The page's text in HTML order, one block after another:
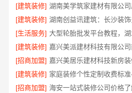
[建筑装修]
[建筑装修] 湖南创益讯建筑：长沙装
[生活服务]
[建筑装修]
[招商加盟] 嘉兴美居乐建材科技新房
[建筑装修] 家庭装修个性定制收费标
[招商加盟]